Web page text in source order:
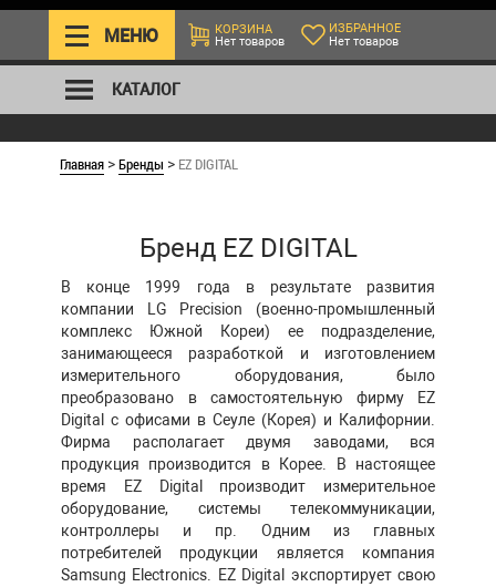
МЕНЮ
КОРЗИНА
Нет товаров
ИЗБРАННОЕ
Нет товаров
КАТАЛОГ
Главная >Бренды > EZ DIGITAL
Бренд EZ DIGITAL
В конце 1999 года в результате развития
компании LG Precision (военно-промышленный
комплекс Южной Кореи) ее подразделение,
занимающееся разработкой и изготовлением
измерительного оборудования, было
преобразовано в самостоятельную фирму EZ
Digital с офисами в Сеуле (Корея) и Калифорнии.
Фирма располагает двумя заводами, вся
продукция производится в Корее. В настоящее
время EZ Digital производит измерительное
оборудование, системы телекоммуникации,
контроллеры и пр. Одним из главных
потребителей продукции является компания
Samsung Electronics. EZ Digital экспортирует свою